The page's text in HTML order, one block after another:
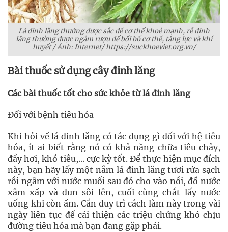
Lá đinh lăng thường được sắc để cơ thể khoẻ mạnh, rễ đinh
lăng thường được ngâm rượu để bồi bổ cơ thể, tăng lực và khí
huyết/ Ảnh: Internet/ https://suckhoeviet.org.vn/
Bài thuốc sử dụng cây đinh lăng
Các bài thuốc tốt cho sức khỏe từ lá đinh lăng
Đối với bệnh tiêu hóa
Khi hỏi về lá đinh lăng có tác dụng gì đối với hệ tiêu
hóa, ít ai biết rằng nó có khả năng chữa tiêu chảy,
đầy hơi, khó tiêu,... cực kỳ tốt. Để thực hiện mục đích
này, bạn hãy lấy một nắm lá đinh lăng tươi rửa sạch
rồi ngâm với nước muối sau đó cho vào nồi, đổ nước
xâm xấp và đun sôi lên, cuối cùng chắt lấy nước
uống khi còn ấm. Cần duy trì cách làm này trong vài
ngày liên tục để cải thiện các triệu chứng khó chịu
đường tiêu hóa mà bạn đang gặp phải.